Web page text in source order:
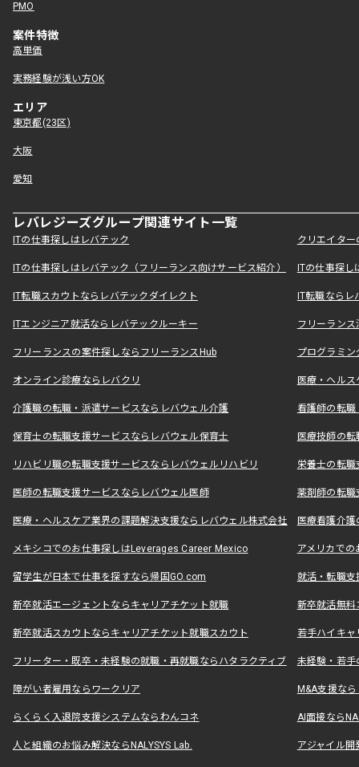
PMO
案件特徴
高単価
実務経験が浅い方OK
エリア
東京都(23区)
大阪
愛知
レバレジーズグループ関連サイト一覧
ITの仕事探しはレバテック クリエイタ
ITの仕事探しはレバテック（フリーランス向けサービス紹介） ITの仕事探
IT転職スカウトならレバテックダイレクト IT転職なら
ITエンジニア就活ならレバテックルーキー フリーラン
フリーランスの案件探しならフリーランスHub プログラミ
オンライン診療ならレバクリ 医療・ヘル
介護職の転職・派遣サービスならレバウェル介護 看護師の転
保育士の転職支援サービスならレバウェル保育士 医療技師の
リハビリ職の転職支援サービスならレバウェルリハビリ 栄養士の転
医師の転職支援サービスならレバウェル医師 薬剤師の転
医療・ヘルスケア業界の課題解決支援ならレバウェル株式会社 医療看護介
メキシコでのお仕事探しはLeverages Career Mexico アメリカで
留学生が日本で仕事を探すなら帰国GO.com 就活・転職
新卒就活エージェントならキャリアチケット就職 新卒就活無料
新卒就活スカウトならキャリアチケット就職スカウト 若手ハイキ
フリーター・既卒・未経験の就職・再就職ならハタラクティブ 未経験・若手
障がい者雇用ならワークリア M&A支援な
らくらく入退院支援システムならわんコネ AI面接なら
人と組織のお悩み解決ならNALYSYS Lab. アジャイル